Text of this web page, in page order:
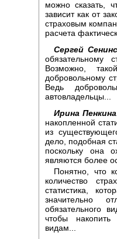
можно сказать,
зависит как от
страховым
расчета
Сергей
обязательному
Возможно,
добровольному
Ведь
автовладельцы...
Ирина
накопленной
из
дело, подобная
поскольку она
являются более
Понятно, что
количество
статистика,
значительно
обязательного
чтобы накопить
видам...